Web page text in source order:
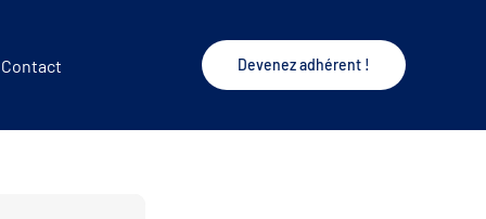
Contact Devenez adhérent !